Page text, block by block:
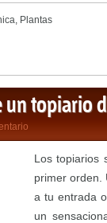
, Plantas
un topiario
Los topiarios
primer orden.
a tu entrada
un